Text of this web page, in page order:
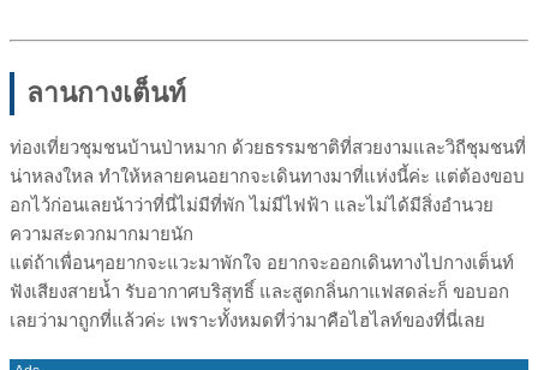
ลานกางเต็นท์
ท่องเที่ยวชุมชนบ้านป่าหมาก ด้วยธรรมชาติที่สวยงามและวิถีชุมชนที่
น่าหลงใหล ทำให้หลายคนอยากจะเดินทางมาที่แห่งนี้ค่ะ แต่ต้องขอบ
อกไว้ก่อนเลยน้าว่าที่นี่ไม่มีที่พัก ไม่มีไฟฟ้า และไม่ได้มีสิ่งอำนวย
ความสะดวกมากมายนัก
แต่ถ้าเพื่อนๆอยากจะแวะมาพักใจ อยากจะออกเดินทางไปกางเต็นท์
ฟังเสียงสายน้ำ รับอากาศบริสุทธิ์ และสูดกลิ่นกาแฟสดล่ะก็ ขอบอก
เลยว่ามาถูกที่แล้วค่ะ เพราะทั้งหมดที่ว่ามาคือไฮไลท์ของที่นี่เลย